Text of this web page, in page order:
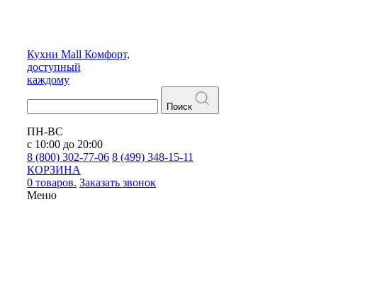
Кухни Mall Комфорт,
доступный
каждому
Поиск
ПН-ВС
с 10:00 до 20:00
8 (800) 302-77-06 8 (499) 348-15-11
КОРЗИНА
0 товаров. Заказать звонок
Меню